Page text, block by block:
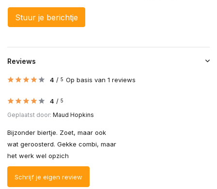
Stuur je berichtje
Reviews
4 / 5 Op basis van 1 reviews
4 / 5
Geplaatst door: Maud Hopkins
Bijzonder biertje. Zoet, maar ook
wat geroosterd. Gekke combi, maar
het werk wel opzich
Schrijf je eigen review